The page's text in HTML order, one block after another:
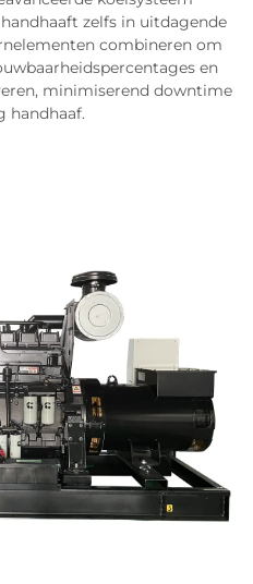
zelfs in uitdagende
combineren om
en
minimiserend downtime
handhaaf.